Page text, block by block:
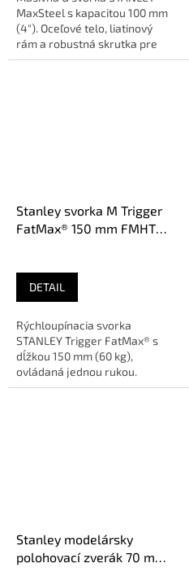
MaxSteel s kapacitou 100 mm
(4"). Oceľové telo, liatinový
rám a robustná skrutka pre
vysokú upínaciu silu....
Stanley svorka M Trigger
FatMax® 150 mm FMHT0-
DETAIL
Rýchloupínacia svorka
STANLEY Trigger FatMax® s
dĺžkou 150 mm (60 kg),
ovládaná jednou rukou.
Ideálna pre rýchle a pevné
Stanley modelársky
polohovací zverák 70 mm